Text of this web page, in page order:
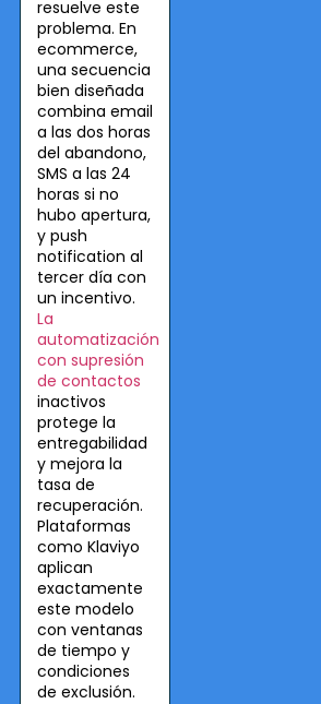
resuelve este
problema. En
ecommerce,
una secuencia
bien diseñada
combina email
a las dos horas
del abandono,
SMS a las 24
horas si no
hubo apertura,
y push
notification al
tercer día con
un incentivo.
La
automatización
con supresión
de contactos
inactivos
protege la
entregabilidad
y mejora la
tasa de
recuperación.
Plataformas
como Klaviyo
aplican
exactamente
este modelo
con ventanas
de tiempo y
condiciones
de exclusión.